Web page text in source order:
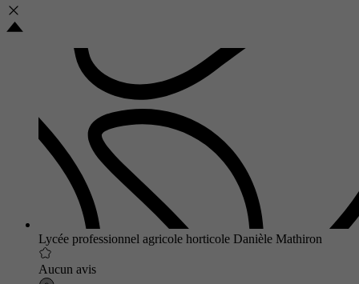
Lycée professionnel agricole horticole Danièle Mathiron
Aucun avis